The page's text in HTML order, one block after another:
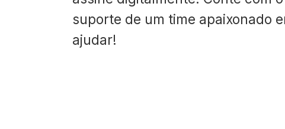
suporte de um time apaixonado
ajudar!